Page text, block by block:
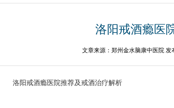
洛阳戒酒瘾医
文章来源：郑州金水脑康中医院
洛阳戒酒瘾医院推荐及戒酒治疗解析